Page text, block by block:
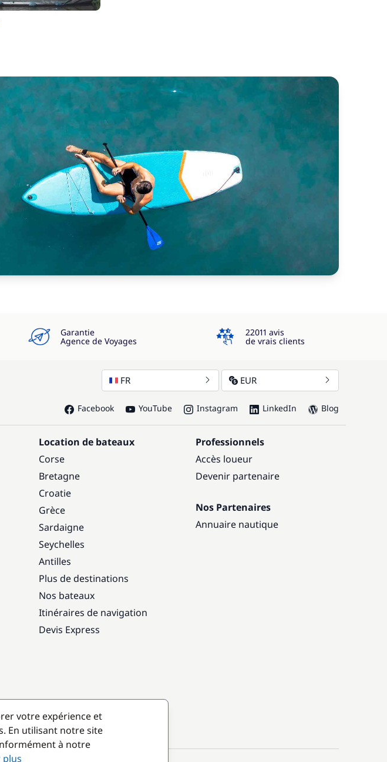
Garantie
Agence de Voyages
4.3
22011 avis
de vrais clients
FR EUR
Facebook YouTube Instagram LinkedIn Blog
Location de bateaux
Corse
Bretagne
Croatie
Grèce
Sardaigne
Seychelles
Antilles
Plus de destinations
Nos bateaux
Itinéraires de navigation
Devis Express
Professionnels
Accès loueur
Devenir partenaire
Nos Partenaires
Annuaire nautique
votre expérience et
En utilisant notre site
à notre
plus